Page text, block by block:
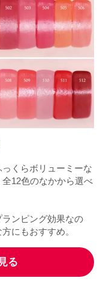
くらボリューミーな
12色のなかから選べ
ンピング効果なの
にもおすすめ。
る